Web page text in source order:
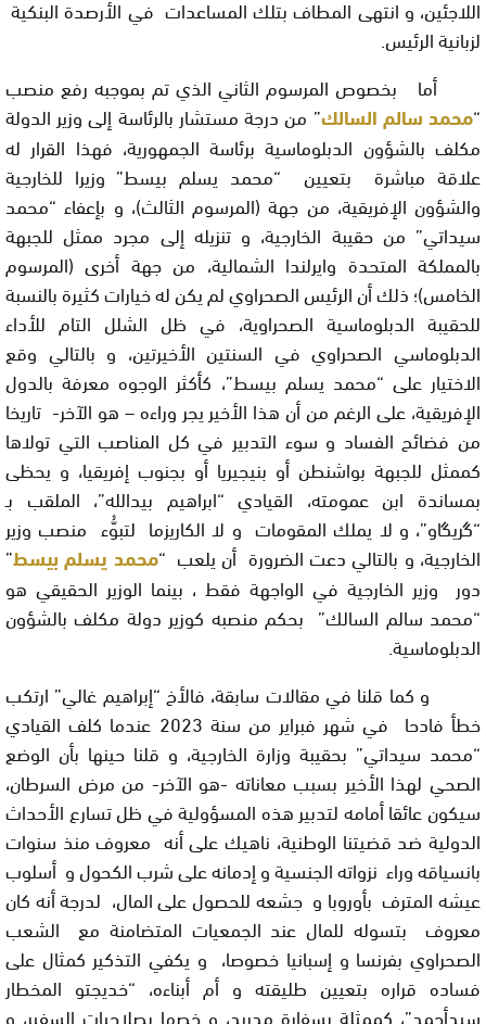
اللاجئين، و انتهى المطاف بتلك المساعدات في الأرصدة البنكية
لزبانية الرئيس.
أما بخصوص المرسوم الثاني الذي تم بموجبه رفع منصب
“محمد سالم السالك” من درجة مستشار بالرئاسة إلى وزير الدولة
مكلف بالشؤون الدبلوماسية برئاسة الجمهورية، فهذا القرار له
علاقة مباشرة بتعيين “محمد يسلم بيسط” وزيرا للخارجية
والشؤون الإفريقية، من جهة (المرسوم الثالث)، و بإعفاء “محمد
سيداتي” من حقيبة الخارجية، و تنزيله إلى مجرد ممثل للجبهة
بالمملكة المتحدة وايرلندا الشمالية، من جهة أخرى (المرسوم
الخامس)؛ ذلك أن الرئيس الصحراوي لم يكن له خيارات كثيرة بالنسبة
للحقيبة الدبلوماسية الصحراوية، في ظل الشلل التام للأداء
الدبلوماسي الصحراوي في السنتين الأخيرتين، و بالتالي وقع
الاختيار على “محمد يسلم بيسط”، كأكثر الوجوه معرفة بالدول
الإفريقية، على الرغم من أن هذا الأخير يجر وراءه – هو الآخر- تاريخا
من فضائح الفساد و سوء التدبير في كل المناصب التي تولاها
كممثل للجبهة بواشنطن أو بنيجيريا أو بجنوب إفريقيا، و يحظى
بمساندة ابن عمومته، القيادي “ابراهيم بيدالله”، الملقب بـ
“گريگاو”، و لا يملك المقومات و لا الكاريزما لتبوُّء منصب وزير
الخارجية، و بالتالي دعت الضرورة أن يلعب “محمد يسلم بيسط”
دور وزير الخارجية في الواجهة فقط ، بينما الوزير الحقيقي هو
“محمد سالم السالك” بحكم منصبه كوزير دولة مكلف بالشؤون
الدبلوماسية.
و كما قلنا في مقالات سابقة، فالأخ “إبراهيم غالي” ارتكب
خطأ فادحا في شهر فبراير من سنة 2023 عندما كلف القيادي
“محمد سيداتي” بحقيبة وزارة الخارجية، و قلنا حينها بأن الوضع
الصحي لهذا الأخير بسبب معاناته -هو الآخر- من مرض السرطان،
سيكون عائقا أمامه لتدبير هذه المسؤولية في ظل تسارع الأحداث
الدولية ضد قضيتنا الوطنية، ناهيك على أنه معروف منذ سنوات
بانسياقه وراء نزواته الجنسية و إدمانه على شرب الكحول و أسلوب
عيشه المترف بأوروبا و جشعه للحصول على المال، لدرجة أنه كان
معروف بتسوله للمال عند الجمعيات المتضامنة مع الشعب
الصحراوي بفرنسا و إسبانيا خصوصا، و يكفي التذكير كمثال على
فساده قراره بتعيين طليقته و أم أبناءه، “خديجتو المخطار
سيدأحمد”، كممثلة بسفارة مدريد، و خصها بصلاحيات السفير، و